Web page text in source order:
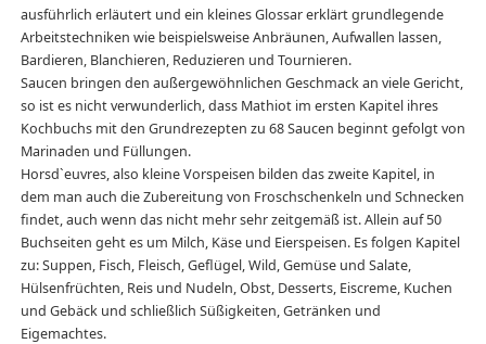
ausführlich erläutert und ein kleines Glossar erklärt grundlegende
Arbeitstechniken wie beispielsweise Anbräunen, Aufwallen lassen,
Bardieren, Blanchieren, Reduzieren und Tournieren.
Saucen bringen den außergewöhnlichen Geschmack an viele Gericht,
so ist es nicht verwunderlich, dass Mathiot im ersten Kapitel ihres
Kochbuchs mit den Grundrezepten zu 68 Saucen beginnt gefolgt von
Marinaden und Füllungen.
Horsd`euvres, also kleine Vorspeisen bilden das zweite Kapitel, in
dem man auch die Zubereitung von Froschschenkeln und Schnecken
findet, auch wenn das nicht mehr sehr zeitgemäß ist. Allein auf 50
Buchseiten geht es um Milch, Käse und Eierspeisen. Es folgen Kapitel
zu: Suppen, Fisch, Fleisch, Geflügel, Wild, Gemüse und Salate,
Hülsenfrüchten, Reis und Nudeln, Obst, Desserts, Eiscreme, Kuchen
und Gebäck und schließlich Süßigkeiten, Getränken und
Eigemachtes.